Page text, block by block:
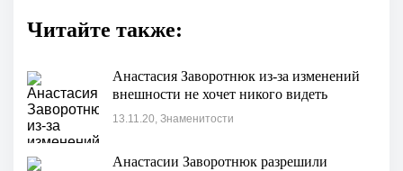
Читайте также:
Анастасия Заворотнюк из-за изменений
внешности не хочет никого видеть
13.11.20, Знаменитости
Анастасии Заворотнюк разрешили